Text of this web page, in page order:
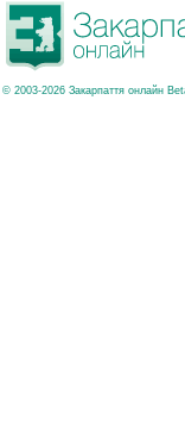
© 2003-2026 Закарпаття онлайн